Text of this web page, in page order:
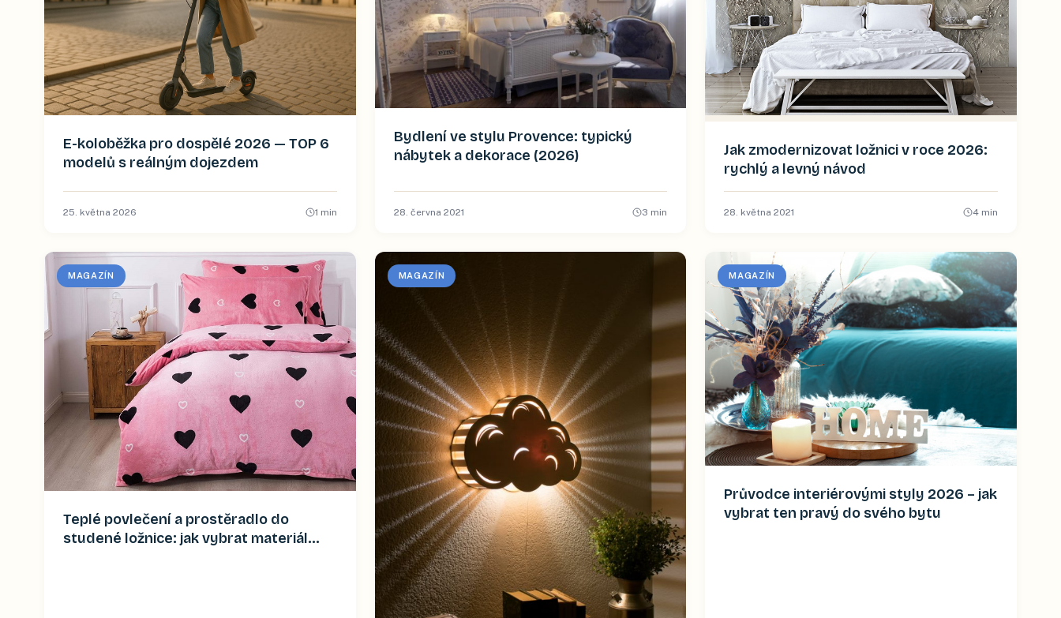
E-koloběžka pro dospělé 2026 — TOP 6
modelů s reálným dojezdem
25. května 2026 1 min
Bydlení ve stylu Provence: typický
nábytek a dekorace (2026)
28. června 2021 3 min
Jak zmodernizovat ložnici v roce 2026:
rychlý a levný návod
28. května 2021 4min
MAGAZÍN
Teplé povlečení a prostěradlo do
studené ložnice: jak vybrat materiál
MAGAZÍN MAGAZÍN
Průvodce interiérovými styly 2026 – jak
vybrat ten pravý do svého bytu